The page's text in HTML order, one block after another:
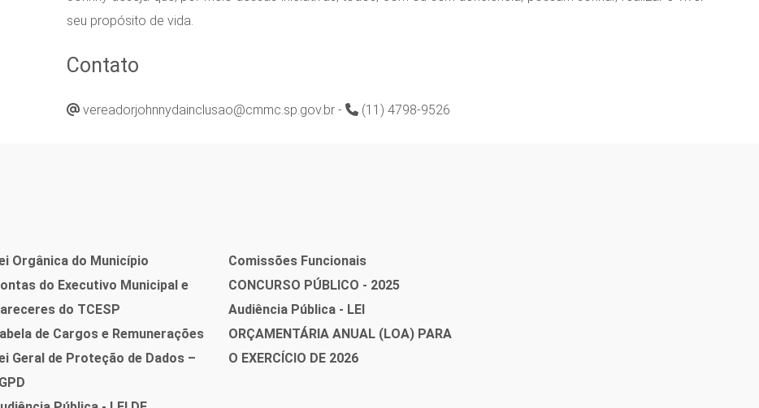
seu propósito de vida.
Contato
vereadorjohnnydainclusao@cmmc.sp.gov.br - (11) 4798-9526
Orgânica do Município
do Executivo Municipal e
do TCESP
de Cargos e Remunerações
Geral de Proteção de Dados –
Comissões Funcionais
CONCURSO PÚBLICO - 2025
Audiência Pública - LEI
ORÇAMENTÁRIA ANUAL (LOA) PARA
O EXERCÍCIO DE 2026